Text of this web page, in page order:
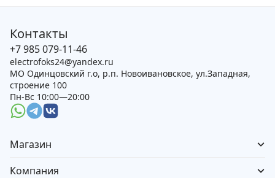
Контакты
+7 985 079-11-46
electrofoks24@yandex.ru
МО Одинцовский г.о, р.п. Новоивановское, ул.Западная,
строение 100
Пн-Вс 10:00—20:00
Магазин
Компания